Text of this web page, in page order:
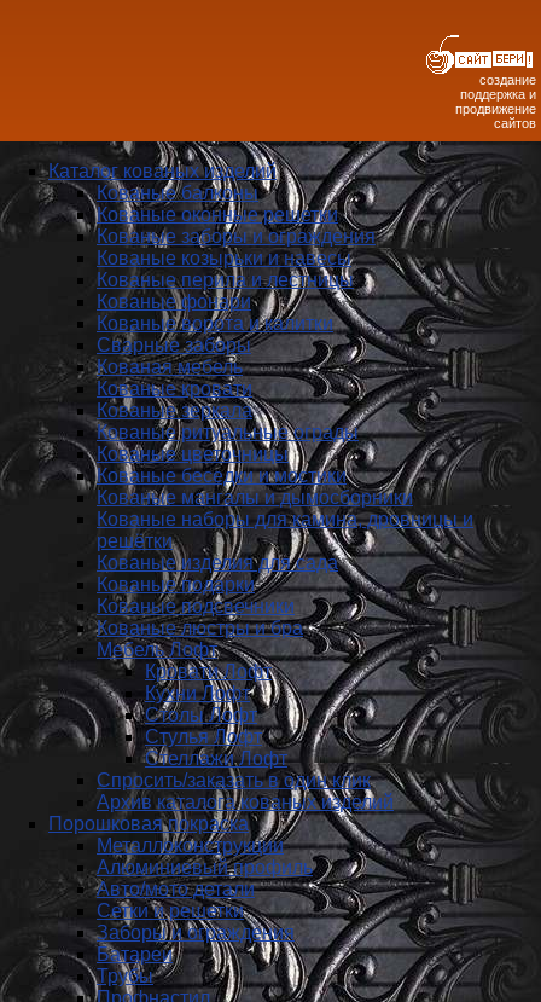
создание
поддержка и
продвижение
сайтов
Каталог кованых изделий
Кованые балконы
Кованые оконные решетки
Кованые заборы и ог­ражде­ния
Кованые козырьки и навесы
Кованые перила и лестницы
Кованые фонари
Кованые ворота и калитки
Сварные заборы
Кованая мебель
Кованые кровати
Кованые зеркала
Кованые ритуальные ограды
Кованые цветочницы
Кованые беседки и мостики
Кованые мангалы и дымосборники
Кованые наборы для камина, дровницы и
решётки
Кованые изделия для сада
Кованые подарки
Кованые подсвечники
Кованые люстры и бра
Мебель Лофт
Кровати Лофт
Кухни Лофт
Столы Лофт
Стулья Лофт
Стеллажи Лофт
Спросить/заказать в один клик
Архив каталога кованых изделий
Порошковая покраска
Металлоконструкции
Алюминиевый профиль
Авто/мото детали
Сетки и решетки
Заборы и ограждения
Батареи
Трубы
Профнастил